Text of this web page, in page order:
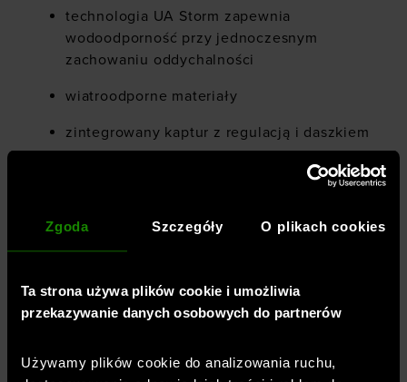
Zgoda Szczegóły O plikach cookies
Ta strona używa plików cookie i umożliwia
przekazywanie danych osobowych do partnerów
Używamy plików cookie do analizowania ruchu,
technologia UA Storm zapewnia
wodoodporność przy jednoczesnym
zachowaniu oddychalności
wiatroodporne materiały
zintegrowany kaptur z regulacją i daszkiem
dół z elastyczną lamówką
piersi